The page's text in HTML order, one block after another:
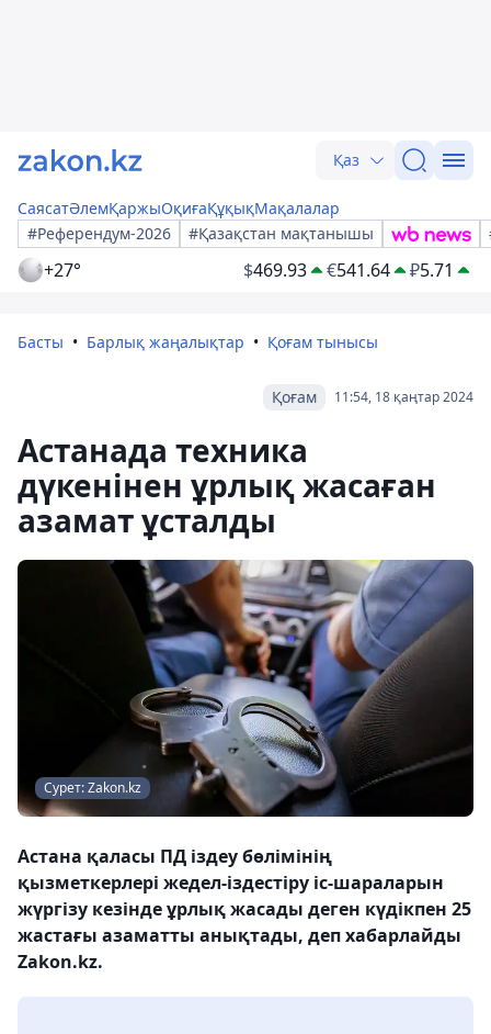
Қаз
СаясатӘлемҚаржыОқиғаҚұқықМақалалар
#Референдум-2026
#Қазақстан мақтанышы
+27° $469.93 €541.64 ₽5.71
Басты Барлық жаңалықтар Қоғам тынысы
11:54, 18 қаңтар 2024
Қоғам
Астанада техника
дүкенінен ұрлық жасаған
азамат ұсталды
Сурет: Zakon.kz
Астана қаласы ПД іздеу бөлімінің
қызметкерлері жедел-іздестіру іс-шараларын
жүргізу кезінде ұрлық жасады деген күдікпен 25
жастағы азаматты анықтады, деп хабарлайды
Zakon.kz.